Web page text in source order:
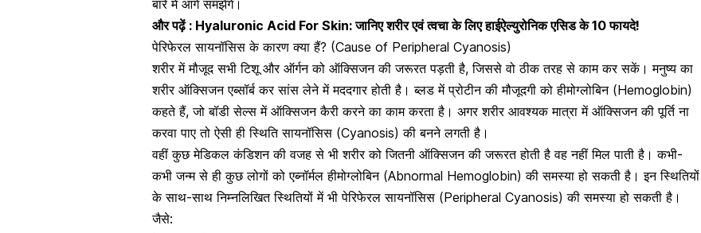
बारे में आगे समझेंगे।
और पढ़ें : Hyaluronic Acid For Skin: जानिए शरीर एवं त्वचा के लिए हाईऐल्युरोनिक एसिड के 10 फायदे!
पेरिफेरल सायनॉसिस के कारण क्या हैं? (Cause of Peripheral Cyanosis)
शरीर में मौजूद सभी टिशू और ऑर्गन को ऑक्सिजन की जरूरत पड़ती है, जिससे वो ठीक तरह से काम कर सकें। मनुष्य का
शरीर ऑक्सिजन एब्सॉर्ब कर सांस लेने में मददगार होती है। ब्लड मेंप्रोटीनकी मौजूदगी कोहीमोग्लोबिन(Hemoglobin)
कहते हैं, जो बॉडी सेल्स में ऑक्सिजन कैरी करने का काम करता है। अगर शरीर आवश्यक मात्रा में ऑक्सिजन की पूर्ति ना
करवा पाए तो ऐसी ही स्थिति सायनॉसिस (Cyanosis) की बनने लगती है।
वहीं कुछ मेडिकल कंडिशन की वजह से भी शरीर को जितनी ऑक्सिजन की जरूरत होती है वह नहीं मिल पाती है। कभी-
कभी जन्म से ही कुछ लोगों को एब्नॉर्मल हीमोग्लोबिन (Abnormal Hemoglobin) की समस्या हो सकती है। इन स्थितियों
के साथ-साथ निम्नलिखित स्थितियों में भी पेरिफेरल सायनॉसिस (Peripheral Cyanosis) की समस्या हो सकती है।
जैसे: